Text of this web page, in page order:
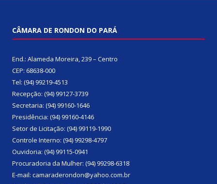
CÂMARA DE RONDON DO PARÁ
End.: Alameda Moreira, 239 – Centro
CEP: 68638-000
Tel: (94) 99219-4513
Recepção: (94) 99127-3739
Secretaria: (94) 99160-1646
Presidência: (94) 99160-4146
Setor de Licitação: (94) 99119-1990
Controle Interno: (94) 99298-4797
Ouvidoria: (94) 99115-0941
Procuradoria da Mulher: (94) 99298-6318
E-mail: camaraderondon@yahoo.com.br